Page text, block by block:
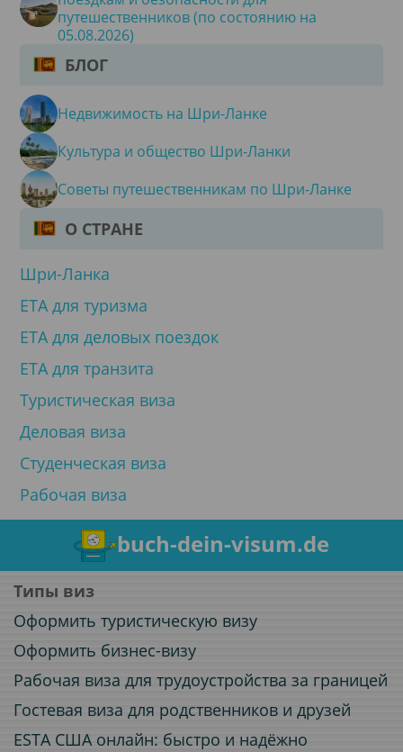
путешественников (по состоянию на
05.08.2026)
БЛОГ
Недвижимость на Шри-Ланке
Культура и общество Шри-Ланки
Советы путешественникам по Шри-Ланке
О СТРАНЕ
Шри-Ланка
ЕТА для туризма
ЕТА для деловых поездок
ЕТА для транзита
Туристическая виза
Деловая виза
Студенческая виза
Рабочая виза
buch-dein-visum.de
Типы виз
Оформить туристическую визу
Оформить бизнес-визу
Рабочая виза для трудоустройства за границей
Гостевая виза для родственников и друзей
ESTA США онлайн: быстро и надёжно